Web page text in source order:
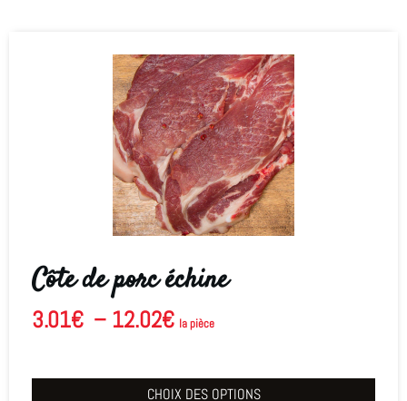
Côte de porc échine
3.01€ – 12.02€ la pièce
CHOIX DES OPTIONS